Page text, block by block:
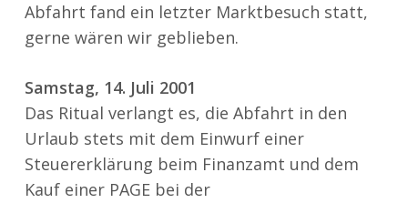
Abfahrt fand ein letzter Marktbesuch statt,
gerne wären wir geblieben.
Samstag, 14. Juli 2001
Das Ritual verlangt es, die Abfahrt in den
Urlaub stets mit dem Einwurf einer
Steuererklärung beim Finanzamt und dem
Kauf einer PAGE bei der